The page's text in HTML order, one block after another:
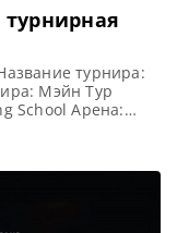
турнирная
турнира:
Мэйн Тур
School Арена:
пункт,
Q School 1 2023